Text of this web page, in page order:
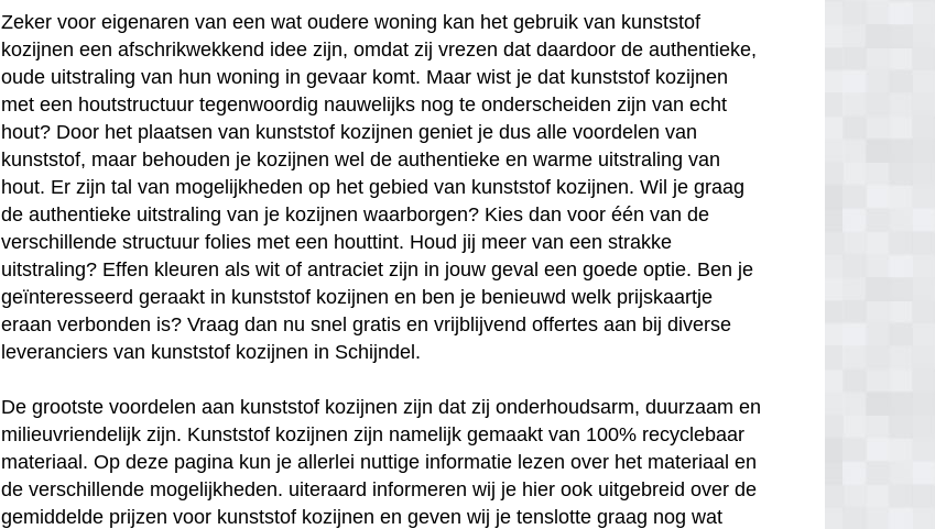
Zeker voor eigenaren van een wat oudere woning kan het gebruik van kunststof
kozijnen een afschrikwekkend idee zijn, omdat zij vrezen dat daardoor de authentieke,
oude uitstraling van hun woning in gevaar komt. Maar wist je dat kunststof kozijnen
met een houtstructuur tegenwoordig nauwelijks nog te onderscheiden zijn van echt
hout? Door het plaatsen van kunststof kozijnen geniet je dus alle voordelen van
kunststof, maar behouden je kozijnen wel de authentieke en warme uitstraling van
hout. Er zijn tal van mogelijkheden op het gebied van kunststof kozijnen. Wil je graag
de authentieke uitstraling van je kozijnen waarborgen? Kies dan voor één van de
verschillende structuur folies met een houttint. Houd jij meer van een strakke
uitstraling? Effen kleuren als wit of antraciet zijn in jouw geval een goede optie. Ben je
geïnteresseerd geraakt in kunststof kozijnen en ben je benieuwd welk prijskaartje
eraan verbonden is? Vraag dan nu snel gratis en vrijblijvend offertes aan bij diverse
leveranciers van kunststof kozijnen in Schijndel.
De grootste voordelen aan kunststof kozijnen zijn dat zij onderhoudsarm, duurzaam en
milieuvriendelijk zijn. Kunststof kozijnen zijn namelijk gemaakt van 100% recyclebaar
materiaal. Op deze pagina kun je allerlei nuttige informatie lezen over het materiaal en
de verschillende mogelijkheden. uiteraard informeren wij je hier ook uitgebreid over de
gemiddelde prijzen voor kunststof kozijnen en geven wij je tenslotte graag nog wat